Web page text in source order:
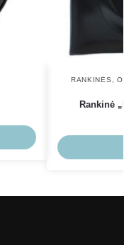
RANKINĖS
Rankinė